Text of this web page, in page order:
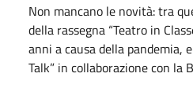
Non mancano le novità: tra
della rassegna “Teatro in
anni a causa della pandemia,
Talk” in collaborazione con la